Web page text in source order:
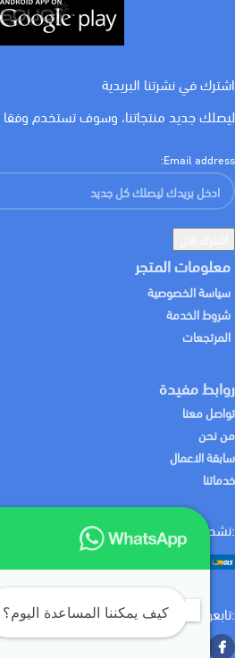
اشترك في نشرتنا البريدية
ليصلك جديد منتجاتنا، وسوف تستخدم وفقا
Email address:
معلومات المتجر
سياسة الخصوصية
شروط الخدمة
المرتجعات
روابط مفيدة
تواصل معنا
من نحن
سابقة الاعمال
خدماتنا
:نشحن لك منتجاتك باستخدام
:تابعونا علي كيف يمكننا المساعدة اليوم؟